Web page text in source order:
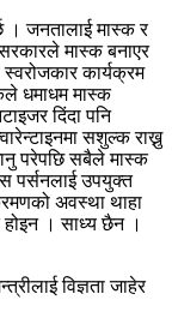
। जनतालाई मास्क र
मास्क बनाएर
स्वरोजकार कार्यक्रम
धमाधम मास्क
दिंदा पनि
सशुल्क राख्नु
परेपछि सबैले मास्क
पर्सनलाई उपयुक्त
अवस्था थाहा
होइन । साध्य छैन ।
विज्ञता जाहेर